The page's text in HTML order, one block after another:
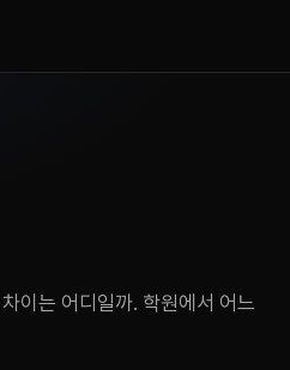
이는 어디일까. 학원에서 어느